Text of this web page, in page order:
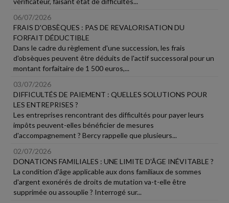
06/07/2026
FRAIS D'OBSÈQUES : PAS DE REVALORISATION DU
FORFAIT DÉDUCTIBLE
Dans le cadre du règlement d'une succession, les frais
d'obsèques peuvent être déduits de l'actif successoral pour un
montant forfaitaire de 1 500 euros,...
03/07/2026
DIFFICULTÉS DE PAIEMENT : QUELLES SOLUTIONS POUR
LES ENTREPRISES ?
Les entreprises rencontrant des difficultés pour payer leurs
impôts peuvent-elles bénéficier de mesures
d'accompagnement ? Bercy rappelle que plusieurs...
02/07/2026
DONATIONS FAMILIALES : UNE LIMITE D'ÂGE INÉVITABLE ?
La condition d'âge applicable aux dons familiaux de sommes
d'argent exonérés de droits de mutation va-t-elle être
supprimée ou assouplie ? Interrogé sur...